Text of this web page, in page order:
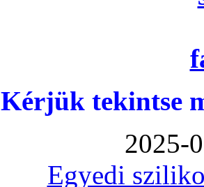
Kérjük tekintse
2025-
Egyedi